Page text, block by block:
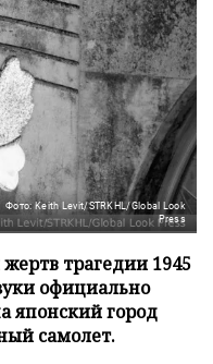
Фото: Keith Levit/STRKHL/Global Look
Press
трагедии 1945
официально
японский город
самолет.